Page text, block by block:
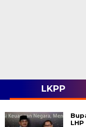
LKPP